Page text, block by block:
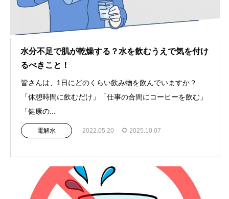
水分不足で肌が乾燥する？水を飲むうえで気を付け
るべきこと！
皆さんは、1日にどのくらい飲み物を飲んでいますか？
「休憩時間に飲むだけ」「仕事の合間にコーヒーを飲む」
「健康の...
電解水 2022.05.20 2025.10.07